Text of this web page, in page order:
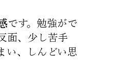
です。勉強がで
面、少し苦手
い、しんどい思